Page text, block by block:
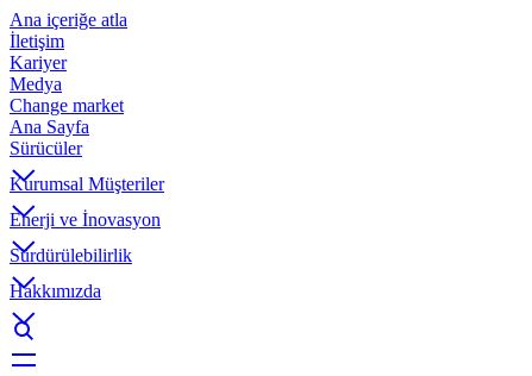
Ana içeriğe atla
İletişim
Kariyer
Medya
Change market
Ana Sayfa
Sürücüler
Kurumsal Müşteriler
Enerji ve İnovasyon
Sürdürülebilirlik
Hakkımızda